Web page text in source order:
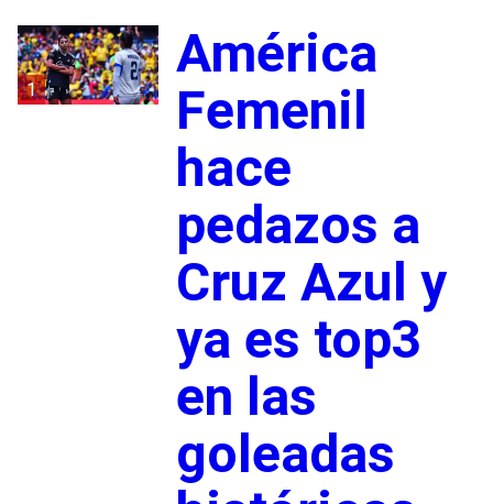
1
América
Femenil
hace
pedazos a
Cruz Azul y
ya es top3
en las
goleadas